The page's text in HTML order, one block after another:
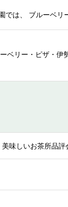
では、 ブルーベリ
美味しいお茶所品評